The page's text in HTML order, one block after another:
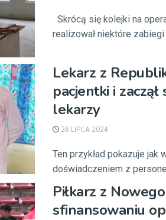
Skrócą się kolejki na
realizował niektóre
Lekarz z
pacjentki i
lekarzy
26 LIPCA 2024
Ten przykład pokazuje
doświadczeniem z
Piłkarz z
sfinansowaniu